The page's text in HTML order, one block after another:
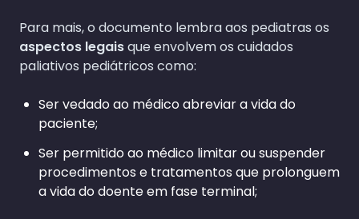
Para mais, o documento lembra aos pediatras os
aspectos legaisque envolvem os cuidados
paliativos pediátricos como:
Ser vedado ao médico abreviar a vida do
paciente;
Ser permitido ao médico limitar ou suspender
procedimentos e tratamentos que prolonguem
a vida do doente em fase terminal;